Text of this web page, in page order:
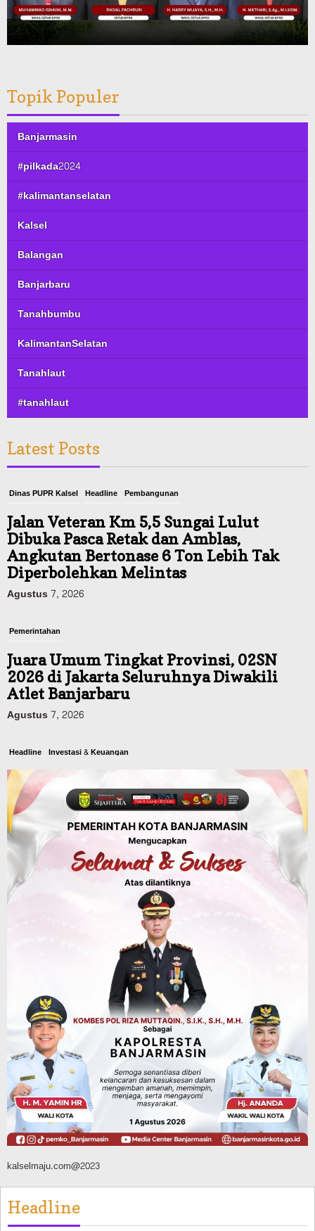
Topik Populer
Banjarmasin
#pilkada2024
#kalimantanselatan
Kalsel
Balangan
Banjarbaru
Tanahbumbu
KalimantanSelatan
Tanahlaut
#tanahlaut
Latest Posts
Dinas PUPR Kalsel Headline Pembangunan
Jalan Veteran Km 5,5 Sungai Lulut
Dibuka Pasca Retak dan Amblas,
Angkutan Bertonase 6 Ton Lebih Tak
Diperbolehkan Melintas
Agustus 7, 2026
Pemerintahan
Juara Umum Tingkat Provinsi, 02SN
2026 di Jakarta Seluruhnya Diwakili
Atlet Banjarbaru
Agustus 7, 2026
Headline Investasi & Keuangan
KUA-PPAS 2027 Banjarbaru Defisit 170
Miliar, Pendapatan 1,2 Triliun Belanja
1,37 Triliun, Tutup Kekurangan dari
SiLPA
Agustus 7, 2026
Kalsel
Operasi Sikat Intan 2026 Berakhir, Polda
Kalsel Amankan Ribuan Miras Hingga
Pemerintahan Sosial & Keagamaan
Banjarmasin Pilot Project Perlinsos
Digital, Target 30 Persen IKD Masih
Jauh, Komisi II DPR Turun Tangan
Agustus 7, 2026
kalselmaju.com@2023
Headline